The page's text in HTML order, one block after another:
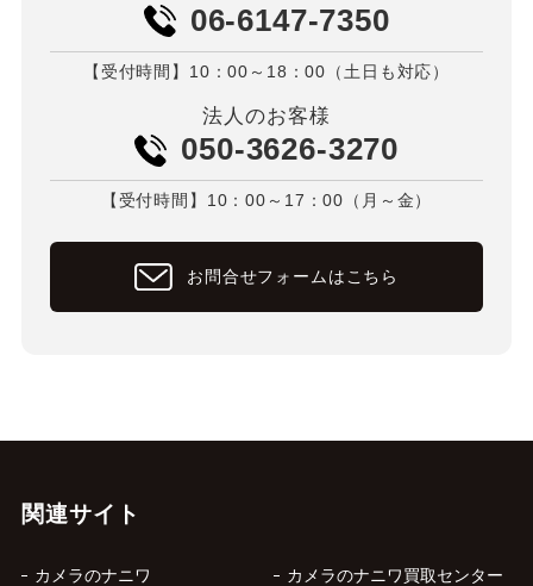
06-6147-7350
【受付時間】10：00～18：00（土日も対応）
法人のお客様
050-3626-3270
【受付時間】10：00～17：00（月～金）
お問合せフォームはこちら
関連サイト
カメラのナニワ カメラのナニワ買取センター